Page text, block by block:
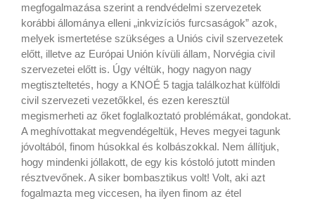
megfogalmazása szerint a rendvédelmi szervezetek
korábbi állománya elleni „inkvizíciós furcsaságok” azok,
melyek ismertetése szükséges a Uniós civil szervezetek
előtt, illetve az Európai Unión kívüli állam, Norvégia civil
szervezetei előtt is. Úgy véltük, hogy nagyon nagy
megtiszteltetés, hogy a KNOÉ 5 tagja találkozhat külföldi
civil szervezeti vezetőkkel, és ezen keresztül
megismerheti az őket foglalkoztató problémákat, gondokat.
A meghívottakat megvendégeltük, Heves megyei tagunk
jóvoltából, finom húsokkal és kolbászokkal. Nem állítjuk,
hogy mindenki jóllakott, de egy kis kóstoló jutott minden
résztvevőnek. A siker bombasztikus volt! Volt, aki azt
fogalmazta meg viccesen, ha ilyen finom az étel